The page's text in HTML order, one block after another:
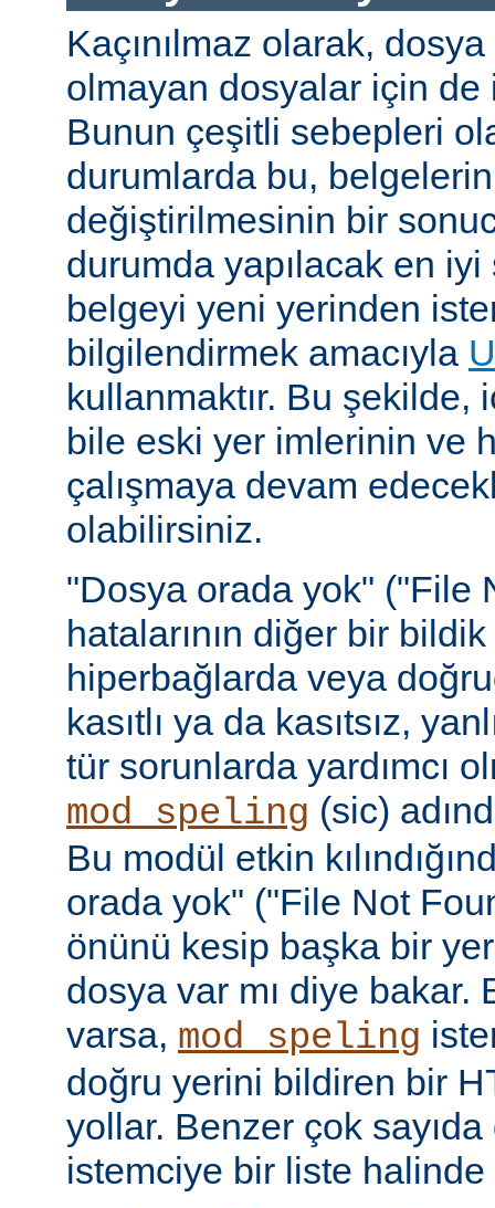
Kaçınılmaz olarak,
olmayan dosyalar için de
Bunun çeşitli sebepleri
durumlarda bu,
değiştirilmesinin bir
durumda yapılacak en
belgeyi yeni yerinden
bilgilendirmek amacıyla
kullanmaktır. Bu
bile eski yer imlerinin ve
çalışmaya devam
olabilirsiniz.
"Dosya orada yok" ("File
hatalarının diğer bir
hiperbağlarda veya
kasıtlı ya da kasıtsız,
tür sorunlarda yardımcı
mod_speling (sic)
Bu modül etkin
orada yok" ("File Not
önünü kesip başka bir
dosya var mı diye bakar.
varsa, mod_speling
doğru yerini bildiren bir
yollar. Benzer çok
istemciye bir liste halinde